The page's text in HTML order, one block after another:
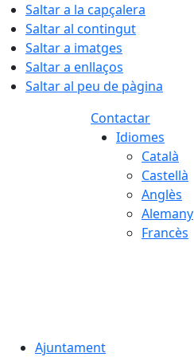
Saltar a la capçalera
Saltar al contingut
Saltar a imatges
Saltar a enllaços
Saltar al peu de pàgina
Contactar
Idiomes
Català
Castellà
Anglès
Alemany
Francès
Ajuntament